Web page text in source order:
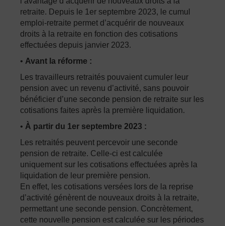
retraite. Depuis le 1er septembre 2023, le cumul
emploi-retraite permet d’acquérir de nouveaux
droits à la retraite en fonction des cotisations
effectuées depuis janvier 2023.
• Avant la réforme :
Les travailleurs retraités pouvaient cumuler leur
pension avec un revenu d’activité, sans pouvoir
bénéficier d’une seconde pension de retraite sur les
cotisations faites après la première liquidation.
• À partir du 1er septembre 2023 :
Les retraités peuvent percevoir une seconde
pension de retraite. Celle-ci est calculée
uniquement sur les cotisations effectuées après la
liquidation de leur première pension.
En effet, les cotisations versées lors de la reprise
d’activité génèrent de nouveaux droits à la retraite,
permettant une seconde pension. Concrètement,
cette nouvelle pension est calculée sur les périodes